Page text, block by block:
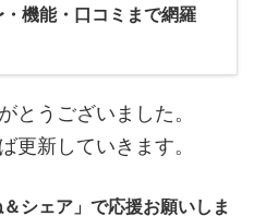
機能・口コミまで網羅
とうございました。
更新していきます。
シェア」で応援お願いしま